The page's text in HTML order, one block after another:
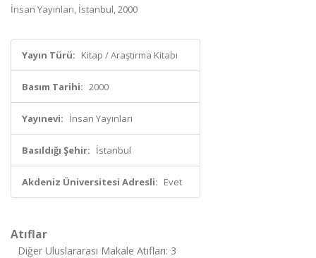
İnsan Yayınları, İstanbul, 2000
Yayın Türü: Kitap / Araştırma Kitabı
Basım Tarihi: 2000
Yayınevi: İnsan Yayınları
Basıldığı Şehir: İstanbul
Akdeniz Üniversitesi Adresli: Evet
Atıflar
Diğer Uluslararası Makale Atıfları: 3